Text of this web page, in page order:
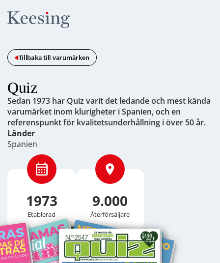
Tillbaka till varumärken
Quiz
Sedan 1973 har Quiz varit det ledande och mest kända
varumärket inom klurigheter i Spanien, och en
referenspunkt för kvalitetsunderhållning i över 50 år.
Länder
Spanien
1973
Etablerad
9.000
Återförsäljare